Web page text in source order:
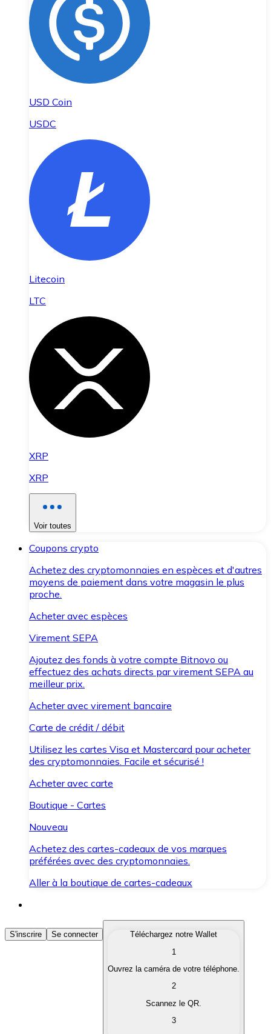
USD Coin
USDC
Litecoin
LTC
XRP
XRP
Voir toutes
Coupons crypto
Achetez des cryptomonnaies en espèces et d'autres
moyens de paiement dans votre magasin le plus
proche.
Acheter avec espèces
Virement SEPA
Ajoutez des fonds à votre compte Bitnovo ou
effectuez des achats directs par virement SEPA au
meilleur prix.
Acheter avec virement bancaire
Carte de crédit / débit
Utilisez les cartes Visa et Mastercard pour acheter
des cryptomonnaies. Facile et sécurisé !
Acheter avec carte
Boutique - Cartes
Nouveau
Achetez des cartes-cadeaux de vos marques
préférées avec des cryptomonnaies.
Aller à la boutique de cartes-cadeaux
Acheter des Cryptomonnaies
Achetez les cryptomonnaies qui vous intéressent
Convertissez vos cryptomonnaies en monnaie
S'inscrire Se connecter
Téléchargez notre Wallet
1
Ouvrez la caméra de votre téléphone.
2
Scannez le QR.
3